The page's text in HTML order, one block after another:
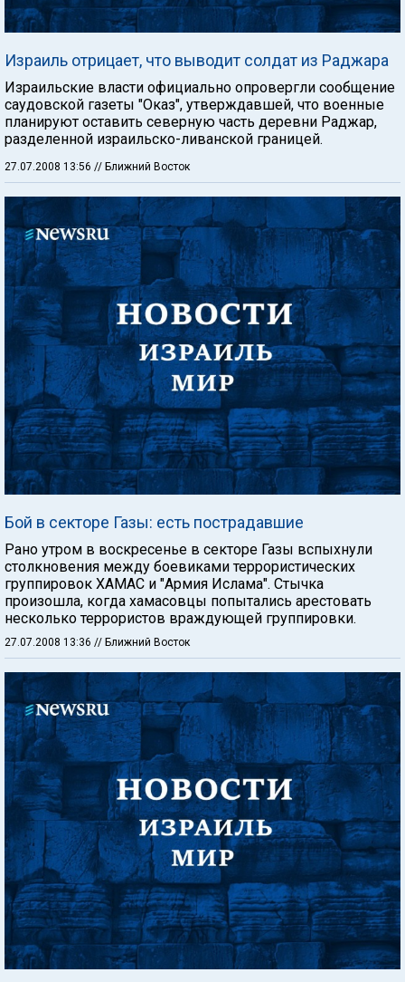
Израиль отрицает, что выводит солдат из Раджара
Израильские власти официально опровергли сообщение
саудовской газеты "Оказ", утверждавшей, что военные
планируют оставить северную часть деревни Раджар,
разделенной израильско-ливанской границей.
27.07.2008 13:56 // Ближний Восток
Бой в секторе Газы: есть пострадавшие
Рано утром в воскресенье в секторе Газы вспыхнули
столкновения между боевиками террористических
группировок ХАМАС и "Армия Ислама". Стычка
произошла, когда хамасовцы попытались арестовать
несколько террористов враждующей группировки.
27.07.2008 13:36 // Ближний Восток